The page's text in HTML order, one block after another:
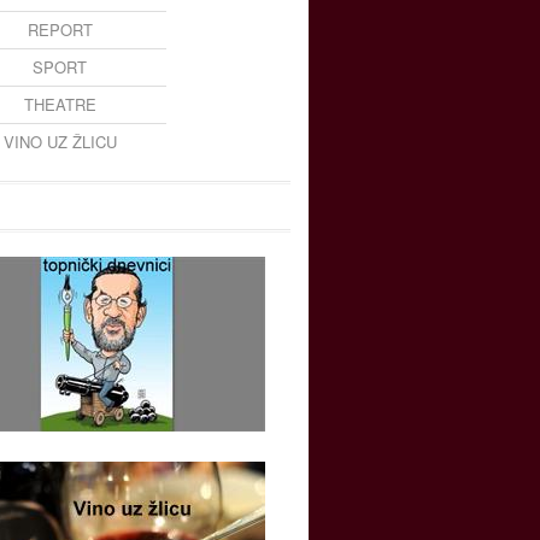
REPORT
SPORT
THEATRE
VINO UZ ŽLICU